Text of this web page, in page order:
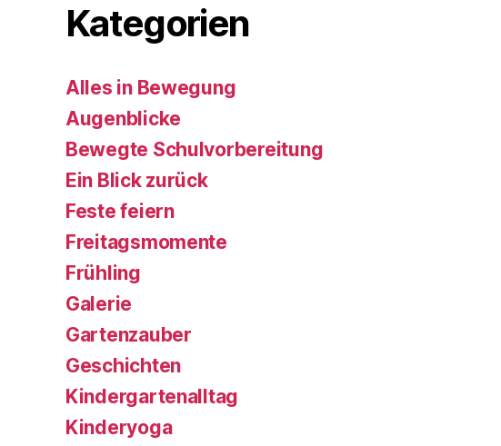
Kategorien
Alles in Bewegung
Augenblicke
Bewegte Schulvorbereitung
Ein Blick zurück
Feste feiern
Freitagsmomente
Frühling
Galerie
Gartenzauber
Geschichten
Kindergartenalltag
Kinderyoga